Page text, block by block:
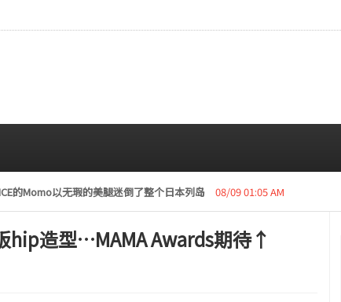
“下周开始安排日程” 08/08 01:05 AM
hip造型…MAMA Awards期待↑